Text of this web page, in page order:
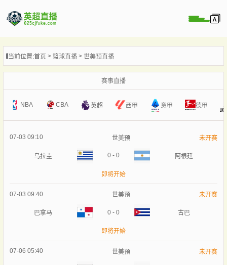
播
播
像
闻
当前位置:首页 篮球直播 世美预直播
赛事直播
NBA CBA 英超 西甲 意甲 德甲
07-03 09:10 世美预 未开赛
乌拉圭 0 - 0 阿根廷
即将开始
07-03 09:40 世美预 未开赛
巴拿马 0 - 0 古巴
即将开始
07-06 05:40 世美预 未开赛